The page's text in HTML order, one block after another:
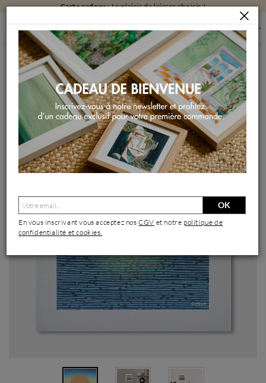
Carte cadeau: Le plaisir de laisser choisir !
PEINTURES PEINTURES PAR FORMAT
PEINTURES PETIT FORMAT
CHALEUREUSE IMMERSION
Peinture Chaleureuse immersion par Huon Coralie | Tableau
Figuratif Paysages Marine Nature Acrylique
OK
En vous inscrivant vous acceptez nosCGV et notre politique de
confidentialité et cookies.